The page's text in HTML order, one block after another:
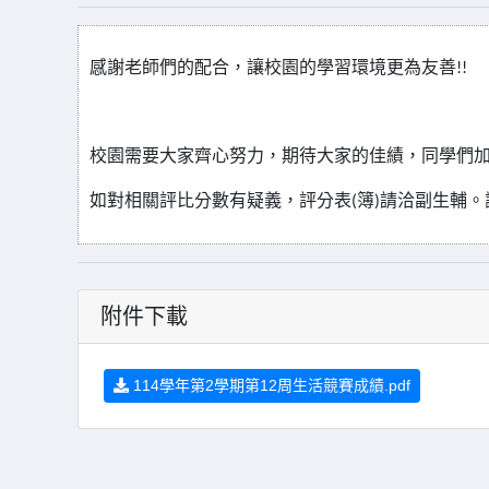
感謝老師們的配合，讓校園的學習環境更為友善!!
校園需要大家齊心努力，期待大家的佳績，同學們
如對相關評比分數有疑義，評分表(簿)請洽副生輔。
附件下載
114學年第2學期第12周生活競賽成績.pdf